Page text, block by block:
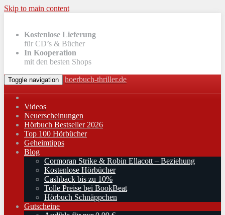
Skip to main content
Kostenlose Lieferung
für CD’s & Bücher
In Kooperation
mit den besten Shops
Toggle navigation hoerbuch-thriller.de
Videos
Neuerscheinungen
Hörbuch Bestseller 2026
Top 100 Hörbücher
Geheimtipps
Blog
Cormoran Strike & Robin Ellacott – Beziehung
Kostenlose Hörbücher
Cashback bis zu 10%
Tolle Preise bei BookBeat
Hörbuch Schnäppchen
Gutscheine